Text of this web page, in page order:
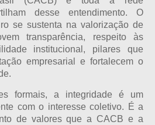
desse entendimento. O
se sustenta na valorização de
transparência, respeito às
institucional, pilares que
empresarial e fortalecem o
formais, a integridade é um
com o interesse coletivo. É a
de valores que a CACB e a